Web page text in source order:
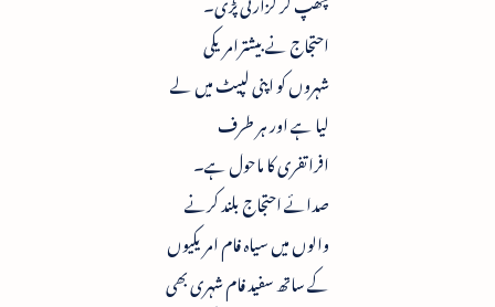
احتجاج نے بیشترامریکی
شہروں کو اپنی لپیٹ میں لے
لیا ہے اور ہر طرف
افراتفری کا ماحول ہے۔
صدائے احتجاج بلند کرنے
والوں میں سیاہ فام امریکیوں
کے ساتھ سفید فام شہری بھی